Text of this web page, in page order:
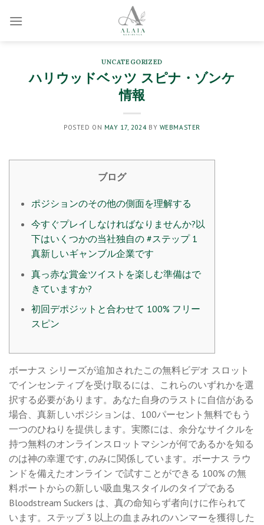
UNCATEGORIZED
ハリウッドベッツ スピナ・ゾンケ
情報
POSTED ON MAY 17, 2024BY WEBMASTER
ブログ
ポジションのその他の側面を理解する
今すぐプレイしなければなりませんか?以
下はいくつかの当社独自の #ステップ 1
真新しいギャンブル企業です
真っ赤な賞金ツイストを楽しむ準備はで
きていますか?
初回デポジットと合わせて 100% フリー
スピン
ボーナス シリーズが追加されたこの無料ビデオ スロット
でインセンティブを受け取るには、これらのいずれかを選
択する必要があります。あなた自身のラストに自信がある
場合、真新しいポジションは、100パーセント無料でもう
一つのひねりを提供します。実際には、余分なサイクルを
持つ無料のオンラインスロットマシンが何であるかを知る
のは神の幸運です, のみに関係しています。ボーナス ラウ
ンドを備えたオンライン で試すことができる 100% の無
料ポートからの新しい吸血鬼スタイルのタイプである
Bloodstream Suckers は、真の命知らず者向けに作られて
います。ステップ 3 以上の血まみれのハンマーを獲得した